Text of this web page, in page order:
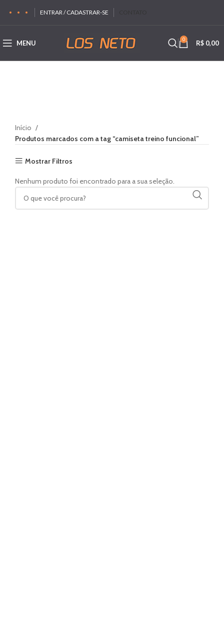
ENTRAR / CADASTRAR-SE
MENU 0 R$ 0,00
Início
Produtos marcados com a tag “camiseta treino funcional”
Mostrar Filtros
Nenhum produto foi encontrado para a sua seleção.